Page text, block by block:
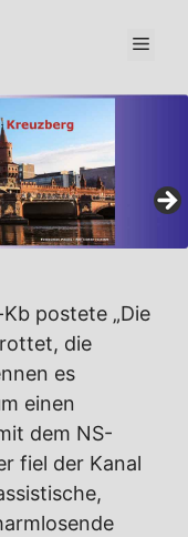
postete „Die
die
es
einen
dem NS-
fiel der Kanal